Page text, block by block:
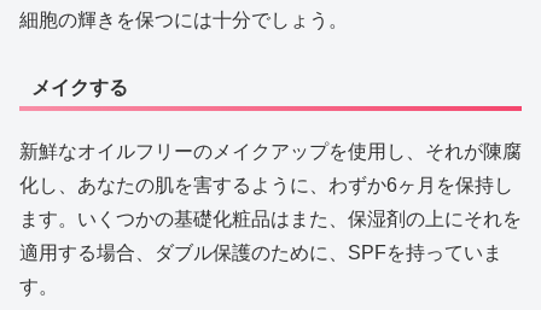
細胞の輝きを保つには十分でしょう。
メイクする
新鮮なオイルフリーのメイクアップを使用し、それが陳腐
化し、あなたの肌を害するように、わずか6ヶ月を保持し
ます。いくつかの基礎化粧品はまた、保湿剤の上にそれを
適用する場合、ダブル保護のために、SPFを持っていま
す。